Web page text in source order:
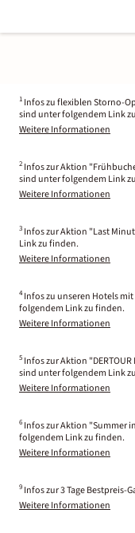
1 Infos zu flexiblen Storno-
sind unter folgendem Link
Weitere Informationen
2 Infos zur Aktion
sind unter folgendem Link
Weitere Informationen
3 Infos zur Aktion "Last
Link zu finden.
Weitere Informationen
4 Infos zu unseren Hotels
folgendem Link zu finden.
Weitere Informationen
5 Infos zur Aktion "DERTOUR
sind unter folgendem Link
Weitere Informationen
6 Infos zur Aktion "Summer
folgendem Link zu finden.
Weitere Informationen
9 Infos zur 3 Tage
Weitere Informationen